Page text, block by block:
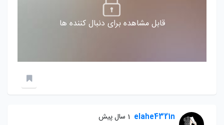
قابل مشاهده برای دنبال کننده ها
elahe4321n 1 سال پیش